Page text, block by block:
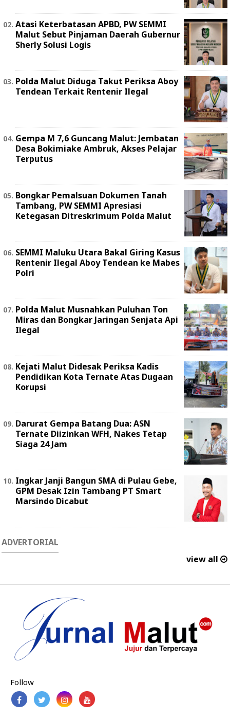
Atasi Keterbatasan APBD, PW SEMMI
Malut Sebut Pinjaman Daerah Gubernur
Sherly Solusi Logis
Polda Malut Diduga Takut Periksa Aboy
Tendean Terkait Rentenir Ilegal
Gempa M 7,6 Guncang Malut: Jembatan
Desa Bokimiake Ambruk, Akses Pelajar
Terputus
Bongkar Pemalsuan Dokumen Tanah
Tambang, PW SEMMI Apresiasi
Ketegasan Ditreskrimum Polda Malut
SEMMI Maluku Utara Bakal Giring Kasus
Rentenir Ilegal Aboy Tendean ke Mabes
Polri
Polda Malut Musnahkan Puluhan Ton
Miras dan Bongkar Jaringan Senjata Api
Ilegal
Kejati Malut Didesak Periksa Kadis
Pendidikan Kota Ternate Atas Dugaan
Korupsi
Darurat Gempa Batang Dua: ASN
Ternate Diizinkan WFH, Nakes Tetap
Siaga 24 Jam
Ingkar Janji Bangun SMA di Pulau Gebe,
GPM Desak Izin Tambang PT Smart
Marsindo Dicabut
ADVERTORIAL
view all
Follow